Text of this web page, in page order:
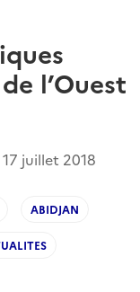
l’Ouest
17 juillet 2018
ABIDJAN